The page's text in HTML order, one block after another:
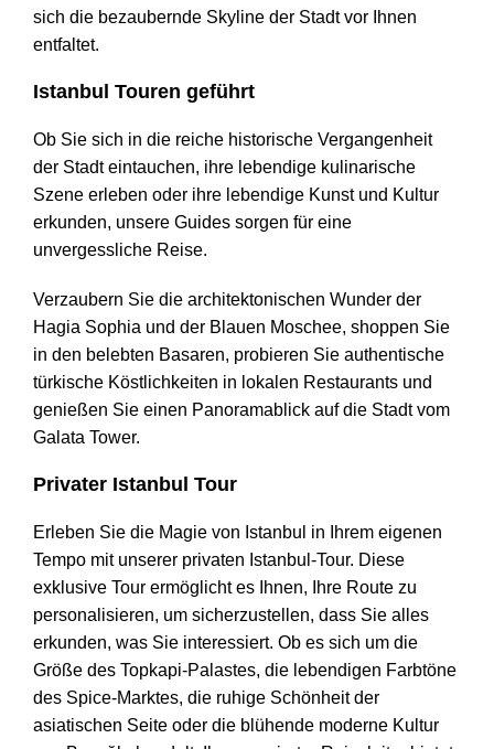
sich die bezaubernde Skyline der Stadt vor Ihnen
entfaltet.
Istanbul Touren geführt
Ob Sie sich in die reiche historische Vergangenheit
der Stadt eintauchen, ihre lebendige kulinarische
Szene erleben oder ihre lebendige Kunst und Kultur
erkunden, unsere Guides sorgen für eine
unvergessliche Reise.
Verzaubern Sie die architektonischen Wunder der
Hagia Sophia und der Blauen Moschee, shoppen Sie
in den belebten Basaren, probieren Sie authentische
türkische Köstlichkeiten in lokalen Restaurants und
genießen Sie einen Panoramablick auf die Stadt vom
Galata Tower.
Privater Istanbul Tour
Erleben Sie die Magie von Istanbul in Ihrem eigenen
Tempo mit unserer privaten Istanbul-Tour. Diese
exklusive Tour ermöglicht es Ihnen, Ihre Route zu
personalisieren, um sicherzustellen, dass Sie alles
erkunden, was Sie interessiert. Ob es sich um die
Größe des Topkapi-Palastes, die lebendigen Farbtöne
des Spice-Marktes, die ruhige Schönheit der
asiatischen Seite oder die blühende moderne Kultur